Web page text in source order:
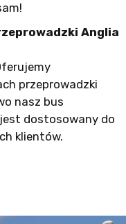
Anglia
przeprowadzki
nasz bus
dostosowany do
klientów.